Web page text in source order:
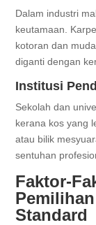
Dalam industri
keutamaan.
kotoran dan
diganti dengan
Institusi
Sekolah dan
kerana kos yang
atau bilik
sentuhan
Faktor-
Standard